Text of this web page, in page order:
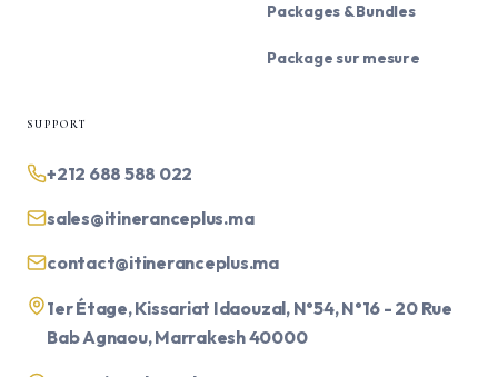
Packages & Bundles
Package sur mesure
SUPPORT
+212 688 588 022
sales@itineranceplus.ma
contact@itineranceplus.ma
1er Étage, Kissariat Idaouzal, N°54, N°16 - 20 Rue
Bab Agnaou, Marrakesh 40000